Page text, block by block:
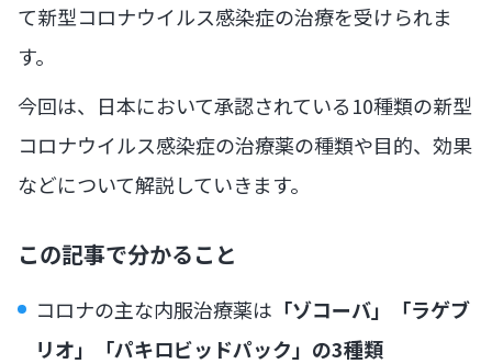
て新型コロナウイルス感染症の治療を受けられま
す。
今回は、日本において承認されている10種類の新型
コロナウイルス感染症の治療薬の種類や目的、効果
などについて解説していきます。
この記事で分かること
コロナの主な内服治療薬は 「ゾコーバ」「ラゲブ
リオ」「パキロビッドパック」の3種類